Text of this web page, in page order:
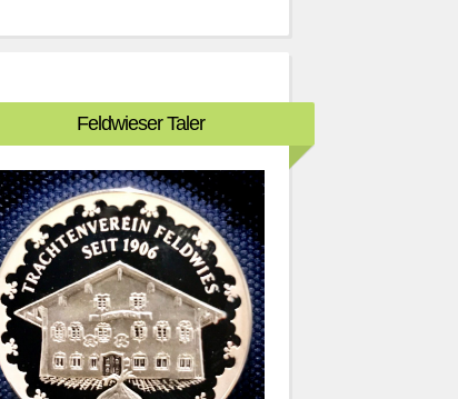
Feldwieser Taler